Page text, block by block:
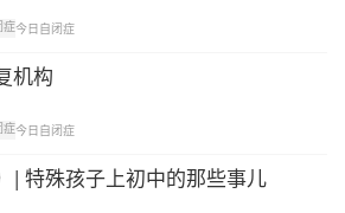
复话题来减轻压力，教师可以尝
因素，并教导TA自我松弛的方
话、手势、甚以至眼神去提示TA
话题；
今日自闭症
机构
今日自闭症
| 特殊孩子上初中的那些事儿